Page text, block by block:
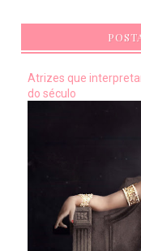
Atrizes que
do século